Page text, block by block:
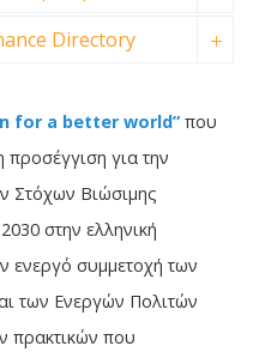
Directory
for a better world” που
για την
Στόχων Βιώσιμης
στην ελληνική
ενεργό συμμετοχή των
των Ενεργών Πολιτών
πρακτικών που